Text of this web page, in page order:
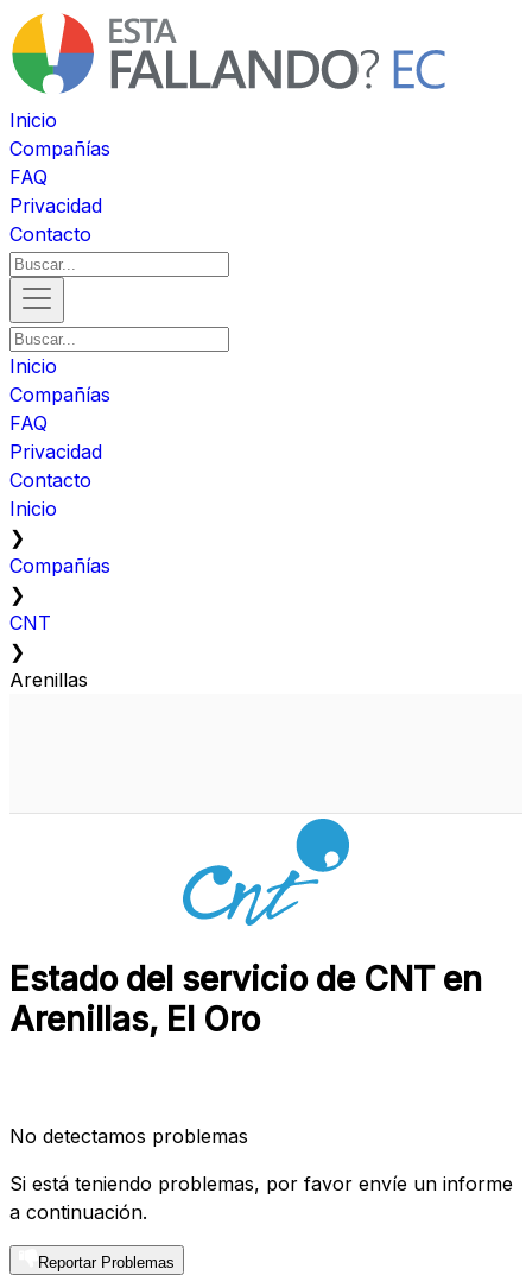
Inicio
Compañías
FAQ
Privacidad
Contacto
Inicio
Compañías
FAQ
Privacidad
Contacto
Inicio
❯
Compañías
❯
CNT
❯
Arenillas
Estado del servicio de CNT en
Arenillas, El Oro
No detectamos problemas
Si está teniendo problemas, por favor envíe un informe
a continuación.
Reportar Problemas